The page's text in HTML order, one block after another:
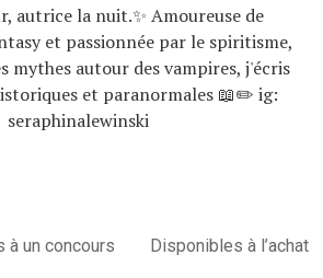
autrice la nuit.✨ Amoureuse de
et passionnée par le spiritisme,
mythes autour des vampires, j'écris
et paranormales 📖✏️ ig:
seraphinalewinski
à un concours Disponibles à l’achat